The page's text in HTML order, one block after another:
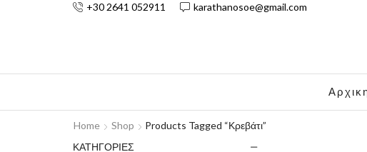
+30 2641 052911 karathanosoe@gmail.com
Home Shop Products Tagged “κρεβάτι”
ΚΑΤΗΓΟΡΙΕΣ